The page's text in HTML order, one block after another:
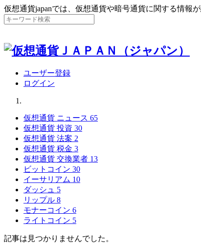
仮想通貨japanでは、仮想通貨や暗号通貨に関する情
ユーザー登録
ログイン
仮想通貨 ニュース 65
仮想通貨 投資 30
仮想通貨 法案 2
仮想通貨 税金 3
仮想通貨 交換業者 13
ビットコイン 30
イーサリアム 10
ダッシュ 5
リップル 8
モナーコイン 6
ライトコイン 5
記事は見つかりませんでした。